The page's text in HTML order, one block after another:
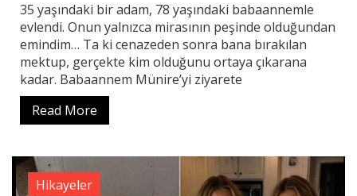
35 yaşındaki bir adam, 78 yaşındaki babaannemle
evlendi. Onun yalnızca mirasının peşinde olduğundan
emindim… Ta ki cenazeden sonra bana bırakılan
mektup, gerçekte kim olduğunu ortaya çıkarana
kadar. Babaannem Münire’yi ziyarete
Read More
Hikayeler